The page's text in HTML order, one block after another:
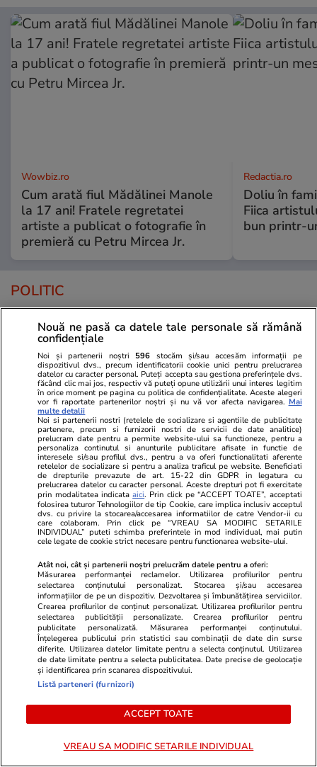
Wowbiz.ro
Cum arată fiul Mădălinei Manole
la 17 ani! Fratele regretatei
artiste a publicat o fotografie în
premieră cu Petru Mircea Jr.
Redactia.ro
Doliu în
Fiica
bun printr-
POLITIC
Politică 21 iul.
Judecătorii și procurorii, arși la
buzunar pe noua lege a
salarizării. Diminuare de până la
15.000 de lei
Politică 21 iul.
Curtea de Apel București a
respins contestația PNL. Decizia
este definitivă, aripa Bolojan
rămâne blocată de puciști.
Reacția liberalilor
PARTENERI
Nouă ne pasă ca datele tale personale să rămână
confidențiale
Noi și partenerii noștri 596 stocăm și/sau accesăm informații pe
dispozitivul dvs., precum identificatorii cookie unici pentru prelucrarea
datelor cu caracter personal. Puteți accepta sau gestiona preferințele dvs.
făcând clic mai jos, respectiv vă puteți opune utilizării unui interes legitim
în orice moment pe pagina cu politica de confidențialitate. Aceste alegeri
vor fi raportate partenerilor noștri și nu vă vor afecta navigarea. Mai
multe detalii
Noi si partenerii nostri (retelele de socializare si agentiile de publicitate
partenere, precum si furnizorii nostri de servicii de date analitice)
prelucram date pentru a permite website-ului sa functioneze, pentru a
personaliza continutul si anunturile publicitare afisate in functie de
interesele si/sau profilul dvs., pentru a va oferi functionalitati aferente
retelelor de socializare si pentru a analiza traficul pe website. Beneficiati
de drepturile prevazute de art. 15-22 din GDPR in legatura cu
prelucrarea datelor cu caracter personal. Aceste drepturi pot fi exercitate
prin modalitatea indicataaici. Prin click pe “ACCEPT TOATE”, acceptati
folosirea tuturor Tehnologiilor de tip Cookie, care implica inclusiv acceptul
dvs. cu privire la stocarea/accesarea informatiilor de catre Vendor-ii cu
care colaboram. Prin click pe “VREAU SA MODIFIC SETARILE
INDIVIDUAL” puteti schimba preferintele in mod individual, mai putin
cele legate de cookie strict necesare pentru functionarea website-ului.
Atât noi, cât și partenerii noștri prelucrăm datele pentru a oferi:
Măsurarea performanței reclamelor. Utilizarea profilurilor pentru
selectarea conținutului personalizat. Stocarea și/sau accesarea
informațiilor de pe un dispozitiv. Dezvoltarea și îmbunătățirea serviciilor.
Crearea profilurilor de conținut personalizat. Utilizarea profilurilor pentru
selectarea publicității personalizate. Crearea profilurilor pentru
publicitate personalizată. Măsurarea performanței conținutului.
Înțelegerea publicului prin statistici sau combinații de date din surse
diferite. Utilizarea datelor limitate pentru a selecta conținutul. Utilizarea
de date limitate pentru a selecta publicitatea. Date precise de geolocație
și identificarea prin scanarea dispozitivului.
Listă parteneri (furnizori)
ACCEPT TOATE
VREAU SA MODIFIC SETARILE INDIVIDUAL